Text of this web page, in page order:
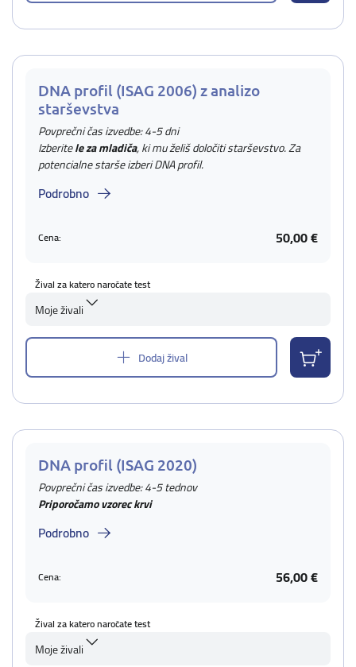
DNA profil (ISAG 2006) z analizo
starševstva
Povprečni čas izvedbe: 4-5 dni
Izberitele za mladiča, ki mu želiš določiti starševstvo. Za
potencialne starše izberi DNA profil.
Podrobno
Cena: 50,00 €
Žival za katero naročate test
Moje živali
Dodaj žival
DNA profil (ISAG 2020)
Povprečni čas izvedbe: 4-5 tednov
Priporočamo vzorec krvi
Podrobno
Cena: 56,00 €
Žival za katero naročate test
Moje živali